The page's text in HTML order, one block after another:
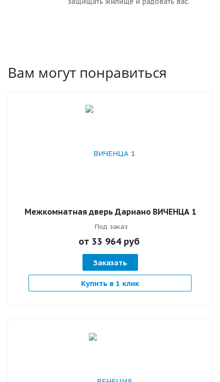
Вам могут понравиться
Межкомнатная дверь Дариано ВИЧЕНЦА 1
Под заказ
от 33 964 руб
Заказать
Купить в 1 клик